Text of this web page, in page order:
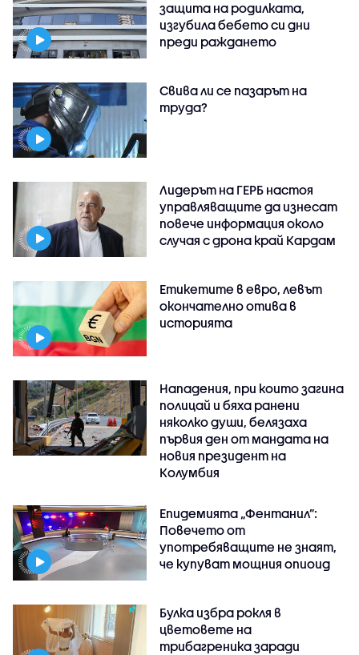
защита на родилката,
изгубила бебето си дни
преди раждането
Свива ли се пазарът на
труда?
Лидерът на ГЕРБ настоя
управляващите да изнесат
повече информация около
случая с дрона край Кардам
Етикетите в евро, левът
окончателно отива в
историята
Нападения, при които загина
полицай и бяха ранени
няколко души, белязаха
първия ден от мандата на
новия президент на
Колумбия
Епидемията „Фентанил”:
Повечето от
употребяващите не знаят,
че купуват мощния опиоид
Булка избра рокля в
цветовете на
трибагреника заради